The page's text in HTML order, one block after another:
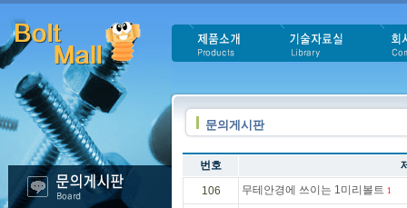
문의게시판
번호
106
무테안경에 쓰이는 1미리볼트 1